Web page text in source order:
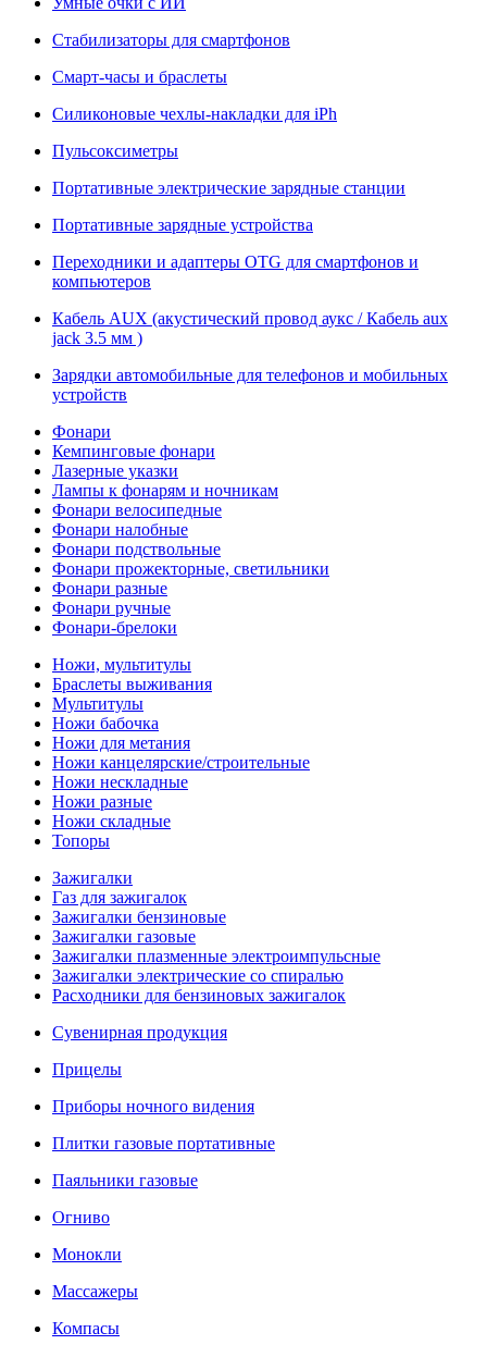
Стабилизаторы для смартфонов
Смарт-часы и браслеты
Силиконовые чехлы-накладки для iPh
Пульсоксиметры
Портативные электрические зарядные станции
Портативные зарядные устройства
Переходники и адаптеры OTG для смартфонов и
компьютеров
Кабель AUX (акустический провод аукс / Кабель aux
jack 3.5 мм )
Зарядки автомобильные для телефонов и мобильных
устройств
Фонари
Кемпинговые фонари
Лазерные указки
Лампы к фонарям и ночникам
Фонари велосипедные
Фонари налобные
Фонари подствольные
Фонари прожекторные, светильники
Фонари разные
Фонари ручные
Фонари-брелоки
Ножи, мультитулы
Браслеты выживания
Мультитулы
Ножи бабочка
Ножи для метания
Ножи канцелярские/строительные
Ножи нескладные
Ножи разные
Ножи складные
Топоры
Зажигалки
Газ для зажигалок
Зажигалки бензиновые
Зажигалки газовые
Зажигалки плазменные электроимпульсные
Зажигалки электрические со спиралью
Расходники для бензиновых зажигалок
Сувенирная продукция
Прицелы
Приборы ночного видения
Плитки газовые портативные
Паяльники газовые
Огниво
Монокли
Массажеры
Компасы